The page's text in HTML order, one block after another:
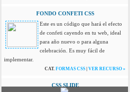
FONDO CONFETI CSS
Este es un código que hará el efecto
de confeti cayendo en tu web, ideal
para año nuevo o para alguna
celebración. Es muy fácil de
implementar.
CAT. FORMAS CSS| VER RECURSO »
CSS SLIDE